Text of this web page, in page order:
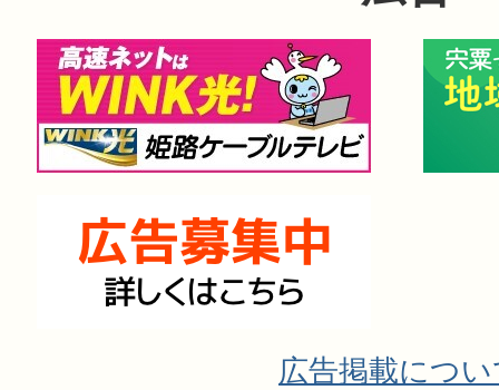
広告掲載につ